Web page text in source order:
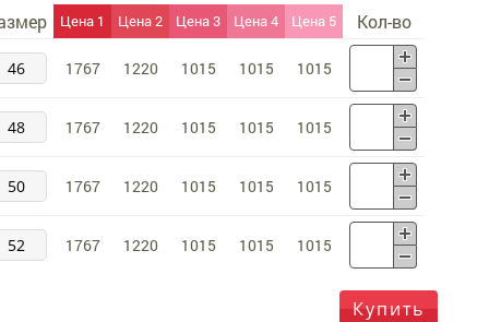
Цена 1 Цена 2 Цена 3 Цена 4 Цена 5 Кол-во
46 1767 1220 1015 1015 1015
48 1767 1220 1015 1015 1015
50 1767 1220 1015 1015 1015
52 1767 1220 1015 1015 1015
Купить